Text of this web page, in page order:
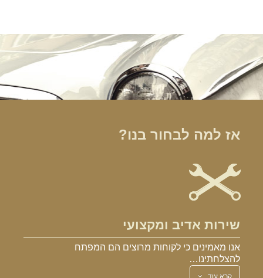
אז למה לבחור בנו?
שירות אדיב ומקצועי
אנו מאמינים כי לקוחות מרוצים הם המפתח
להצלחתינו…
קרא עוד
במקום לקבל שטויות במייל, הירשם ותתחיל לקבל מאיתנו אהבה מוטורית